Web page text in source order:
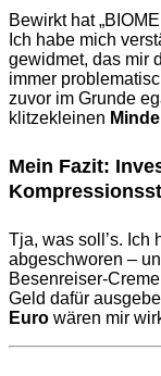
Bewirkt hat
Ich habe mich
gewidmet, das mir
immer
zuvor im Grunde
klitzekleinen
Mein Fazit:
Tja, was soll’s. Ich
abgeschworen –
Besenreiser-
Geld dafür
Euro wären mir